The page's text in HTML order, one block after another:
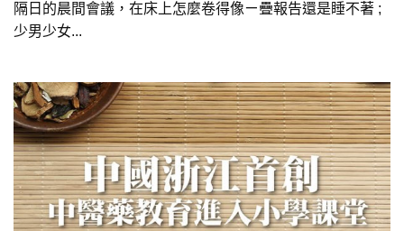
隔日的晨間會議，在床上怎麼卷得像ㄧ疊報告還是睡不著 ;
少男少女...